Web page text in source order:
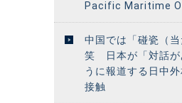
Pacific Maritime
中国では「碰瓷（
笑 日本が「対話が
うに報道する日中
接触